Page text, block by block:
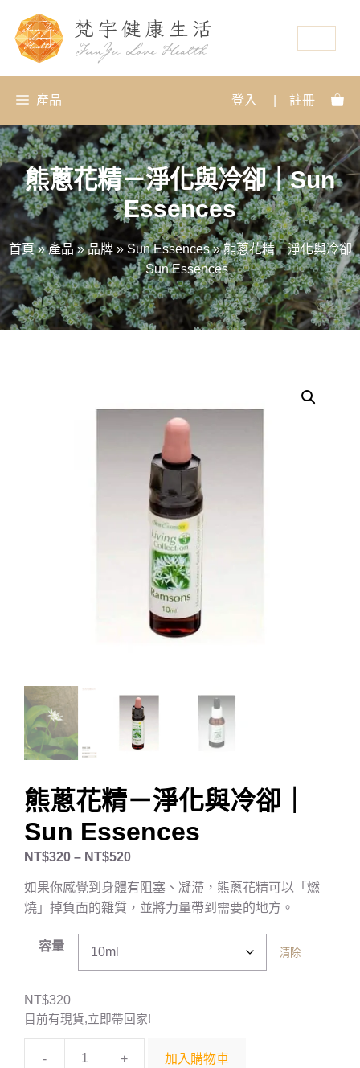
產品 登入 註冊
熊蔥花精－淨化與冷卻｜Sun
Essences
首頁 » 產品 » 品牌 » Sun Essences » 熊蔥花精－淨化與冷卻
｜Sun Essences
熊蔥花精－淨化與冷卻｜
Sun Essences
NT$320 – NT$520
如果你感覺到身體有阻塞、凝滯，熊蔥花精可以「燃
燒」掉負面的雜質，並將力量帶到需要的地方。
容量 清除
NT$320
目前有現貨,立即帶回家!
- + 加入購物車